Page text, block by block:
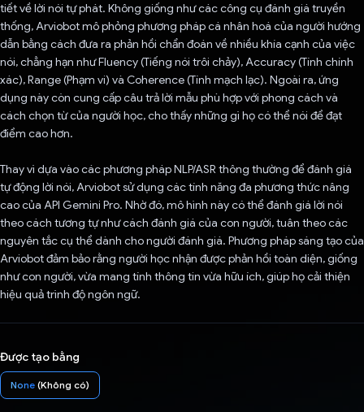
tiết về lời nói tự phát. Không giống như các công cụ đánh giá truyền
thống, Arviobot mô phỏng phương pháp cá nhân hoá của người hướng
dẫn bằng cách đưa ra phản hồi chẩn đoán về nhiều khía cạnh của việc
nói, chẳng hạn như Fluency (Tiếng nói trôi chảy), Accuracy (Tính chính
xác), Range (Phạm vi) và Coherence (Tính mạch lạc). Ngoài ra, ứng
dụng này còn cung cấp câu trả lời mẫu phù hợp với phong cách và
cách chọn từ của người học, cho thấy những gì họ có thể nói để đạt
điểm cao hơn.
Thay vì dựa vào các phương pháp NLP/ASR thông thường để đánh giá
tự động lời nói, Arviobot sử dụng các tính năng đa phương thức nâng
cao của API Gemini Pro. Nhờ đó, mô hình này có thể đánh giá lời nói
theo cách tương tự như cách đánh giá của con người, tuân theo các
nguyên tắc cụ thể dành cho người đánh giá. Phương pháp sáng tạo của
Arviobot đảm bảo rằng người học nhận được phản hồi toàn diện, giống
như con người, vừa mang tính thông tin vừa hữu ích, giúp họ cải thiện
hiệu quả trình độ ngôn ngữ.
Được tạo bằng
None (Không có)